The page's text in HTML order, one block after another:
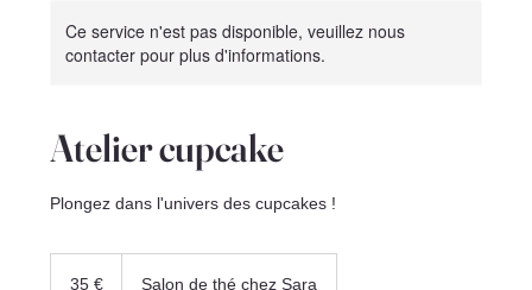
Ce service n'est pas disponible, veuillez nous
contacter pour plus d'informations.
Atelier cupcake
Plongez dans l'univers des cupcakes !
35 € Salon de thé chez Sara